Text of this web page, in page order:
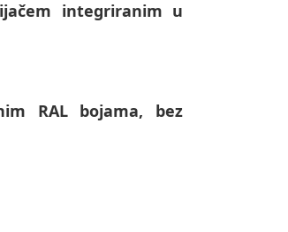
integriranim u
RAL bojama, bez